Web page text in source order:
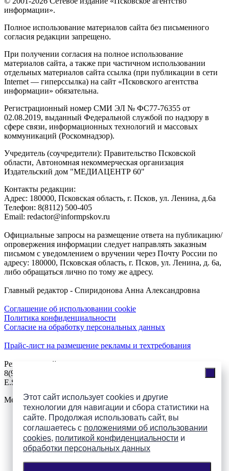
Этот сайт использует cookies и другие
технологии для навигации и сбора статистики на
сайте. Продолжая использовать сайт, вы
соглашаетесь с положениями об использовании
cookies, политикой конфиденциальности и
обработки персональных данных
информации».
Полное использование материалов сайта без письменного
согласия редакции запрещено.
При получении согласия на полное использование
материалов сайта, а также при частичном использовании
отдельных материалов сайта ссылка (при публикации в сети
Internet — гиперссылка) на сайт «Псковского агентства
информации» обязательна.
Регистрационный номер СМИ ЭЛ № ФС77-76355 от
02.08.2019, выданный Федеральной службой по надзору в
сфере связи, информационных технологий и массовых
коммуникаций (Роскомнадзор).
Учредитель (соучредители): Правительство Псковской
области, Автономная некоммерческая организация
Издательский дом "МЕДИАЦЕНТР 60"
Контакты редакции:
Адреc: 180000, Псковская область, г. Псков, ул. Ленина, д.6а
Телефон: 8(8112) 500-405
Email: redactor@informpskov.ru
Официальные запросы на размещение ответа на публикацию/
опровержения информации следует направлять заказным
письмом с уведомлением о вручении через Почту России по
адресу: 180000, Псковская область, г. Псков, ул. Ленина, д. 6а,
либо обращаться лично по тому же адресу.
Главный редактор - Спиридонова Анна Александровна
Соглашение об использовании cookie
Политика конфиденциальности
Согласие на обработку персональных данных
Прайс-лист на размещение рекламы и техтребования
Реклама на сайте
8(921)508-52-62, телефон 8(8112) 500-131
E.Sezeikina@mhpsk.ru
Меню
Слушать радио «7 небо» онлайн